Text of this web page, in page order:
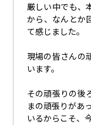
厳しい中でも、
から、なんとか
て感じました。
現場の皆さんの
います。
その頑張りの後
まの頑張りがあ
いるからこそ、